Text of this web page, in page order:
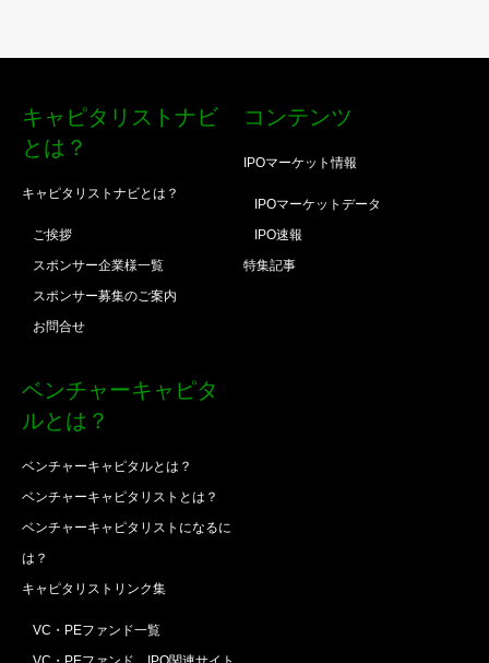
キャピタリストナビ
とは？
キャピタリストナビとは？
ご挨拶
スポンサー企業様一覧
スポンサー募集のご案内
お問合せ
コンテンツ
IPOマーケット情報
IPOマーケットデータ
IPO速報
特集記事
ベンチャーキャピタ
ルとは？
ベンチャーキャピタルとは？
ベンチャーキャピタリストとは？
ベンチャーキャピタリストになるに
は？
キャピタリストリンク集
VC・PEファンド一覧